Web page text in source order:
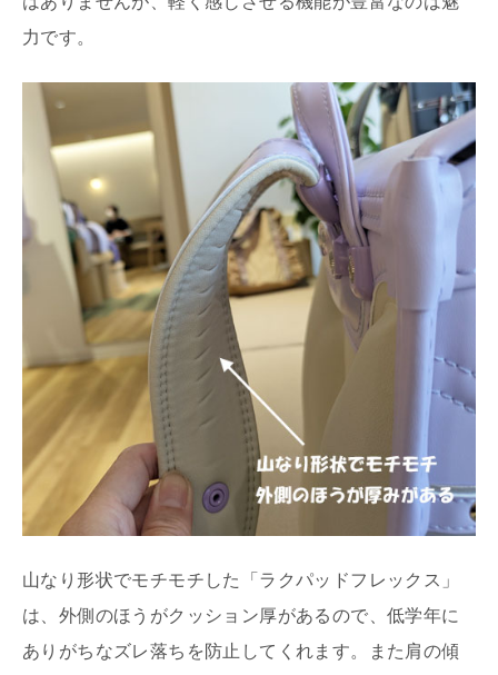
力です。
山なり形状でモチモチした「ラクパッドフレックス」
は、外側のほうがクッション厚があるので、低学年に
ありがちなズレ落ちを防止してくれます。また肩の傾